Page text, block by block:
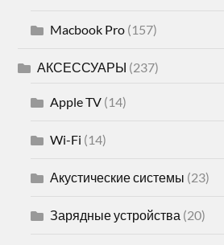
Macbook Pro (157)
АКСЕССУАРЫ (237)
Apple TV (14)
Wi-Fi (14)
Акустические системы (23)
Зарядные устройства (20)